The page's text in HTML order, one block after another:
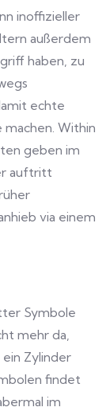
inoffizieller
außerdem
haben, zu
echte
Within
geben im
auftritt
via einem
Symbole
mehr da,
Zylinder
findet
im